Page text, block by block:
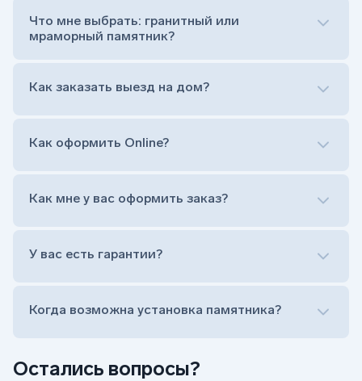
Остались вопросы?
Обработка и сверловка комплекта
Расположение символа веры (крестик или
на символ веры или вовсе портрет не рисовать)
прописной)
Что мне выбрать: гранитный или
мраморный памятник?
Как заказать выезд на дом?
Заказать бесплатный выезд менеджера на дом
Как оформить Online?
Заказать бесплатный выезд менеджера на дом
Как мне у вас оформить заказ?
У вас есть гарантии?
Когда возможна установка памятника?